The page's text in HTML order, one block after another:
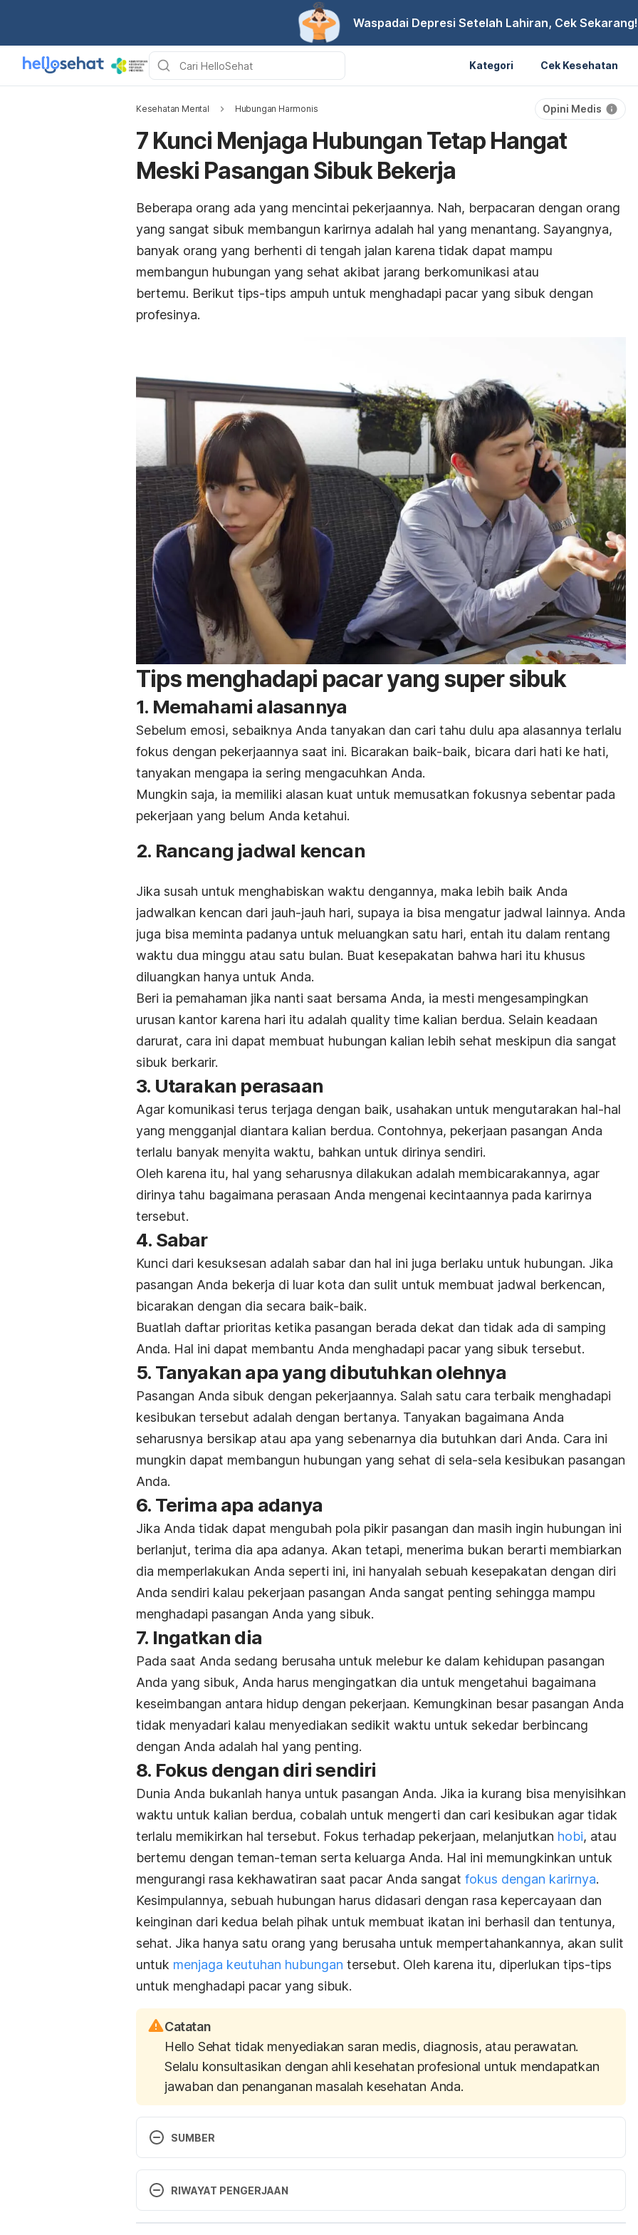
Waspadai Depresi Setelah Lahiran, Cek Sekarang!
Kategori Cek Kesehatan
Kesehatan Mental Hubungan Harmonis Opini Medis
7 Kunci Menjaga Hubungan Tetap Hangat
Meski Pasangan Sibuk Bekerja
Beberapa orang ada yang mencintai pekerjaannya. Nah, berpacaran dengan orang
yang sangat sibuk membangun karirnya adalah hal yang menantang. Sayangnya,
banyak orang yang berhenti di tengah jalan karena tidak dapat mampu
membangun hubungan yang sehat akibat jarang berkomunikasi atau
bertemu. Berikut tips-tips ampuh untuk menghadapi pacar yang sibuk dengan
profesinya.
Tips menghadapi pacar yang super sibuk
1. Memahami alasannya
Sebelum emosi, sebaiknya Anda tanyakan dan cari tahu dulu apa alasannya terlalu
fokus dengan pekerjaannya saat ini. Bicarakan baik-baik, bicara dari hati ke hati,
tanyakan mengapa ia sering mengacuhkan Anda.
Mungkin saja, ia memiliki alasan kuat untuk memusatkan fokusnya sebentar pada
pekerjaan yang belum Anda ketahui.
2. Rancang jadwal kencan
Jika susah untuk menghabiskan waktu dengannya, maka lebih baik Anda
jadwalkan kencan dari jauh-jauh hari, supaya ia bisa mengatur jadwal lainnya. Anda
juga bisa meminta padanya untuk meluangkan satu hari, entah itu dalam rentang
waktu dua minggu atau satu bulan. Buat kesepakatan bahwa hari itu khusus
diluangkan hanya untuk Anda.
Beri ia pemahaman jika nanti saat bersama Anda, ia mesti mengesampingkan
urusan kantor karena hari itu adalah quality time kalian berdua. Selain keadaan
darurat, cara ini dapat membuat hubungan kalian lebih sehat meskipun dia sangat
sibuk berkarir.
3. Utarakan perasaan
Agar komunikasi terus terjaga dengan baik, usahakan untuk mengutarakan hal-hal
yang mengganjal diantara kalian berdua. Contohnya, pekerjaan pasangan Anda
terlalu banyak menyita waktu, bahkan untuk dirinya sendiri.
Oleh karena itu, hal yang seharusnya dilakukan adalah membicarakannya, agar
dirinya tahu bagaimana perasaan Anda mengenai kecintaannya pada karirnya
tersebut.
4. Sabar
Kunci dari kesuksesan adalah sabar dan hal ini juga berlaku untuk hubungan. Jika
pasangan Anda bekerja di luar kota dan sulit untuk membuat jadwal berkencan,
bicarakan dengan dia secara baik-baik.
Buatlah daftar prioritas ketika pasangan berada dekat dan tidak ada di samping
Anda. Hal ini dapat membantu Anda menghadapi pacar yang sibuk tersebut.
5. Tanyakan apa yang dibutuhkan olehnya
Pasangan Anda sibuk dengan pekerjaannya. Salah satu cara terbaik menghadapi
kesibukan tersebut adalah dengan bertanya. Tanyakan bagaimana Anda
seharusnya bersikap atau apa yang sebenarnya dia butuhkan dari Anda. Cara ini
mungkin dapat membangun hubungan yang sehat di sela-sela kesibukan pasangan
Anda.
6. Terima apa adanya
Jika Anda tidak dapat mengubah pola pikir pasangan dan masih ingin hubungan ini
berlanjut, terima dia apa adanya. Akan tetapi, menerima bukan berarti membiarkan
dia memperlakukan Anda seperti ini, ini hanyalah sebuah kesepakatan dengan diri
Anda sendiri kalau pekerjaan pasangan Anda sangat penting sehingga mampu
menghadapi pasangan Anda yang sibuk.
7. Ingatkan dia
Pada saat Anda sedang berusaha untuk melebur ke dalam kehidupan pasangan
Anda yang sibuk, Anda harus mengingatkan dia untuk mengetahui bagaimana
keseimbangan antara hidup dengan pekerjaan. Kemungkinan besar pasangan Anda
tidak menyadari kalau menyediakan sedikit waktu untuk sekedar berbincang
dengan Anda adalah hal yang penting.
8. Fokus dengan diri sendiri
Dunia Anda bukanlah hanya untuk pasangan Anda. Jika ia kurang bisa menyisihkan
waktu untuk kalian berdua, cobalah untuk mengerti dan cari kesibukan agar tidak
terlalu memikirkan hal tersebut. Fokus terhadap pekerjaan, melanjutkan hobi, atau
bertemu dengan teman-teman serta keluarga Anda. Hal ini memungkinkan untuk
mengurangi rasa kekhawatiran saat pacar Anda sangat fokus dengan karirnya.
Kesimpulannya, sebuah hubungan harus didasari dengan rasa kepercayaan dan
keinginan dari kedua belah pihak untuk membuat ikatan ini berhasil dan tentunya,
sehat. Jika hanya satu orang yang berusaha untuk mempertahankannya, akan sulit
untuk menjaga keutuhan hubungan tersebut. Oleh karena itu, diperlukan tips-tips
untuk menghadapi pacar yang sibuk.
Catatan
Hello Sehat tidak menyediakan saran medis, diagnosis, atau perawatan.
Selalu konsultasikan dengan ahli kesehatan profesional untuk mendapatkan
jawaban dan penanganan masalah kesehatan Anda.
SUMBER
workaholic-boyfriend/
RIWAYAT PENGERJAAN